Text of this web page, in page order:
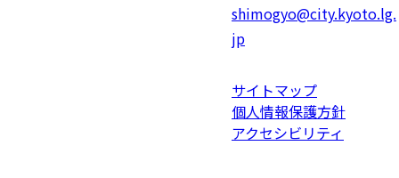
shimogyo@city.kyoto.lg.
jp
サイトマップ
個人情報保護方針
アクセシビリティ